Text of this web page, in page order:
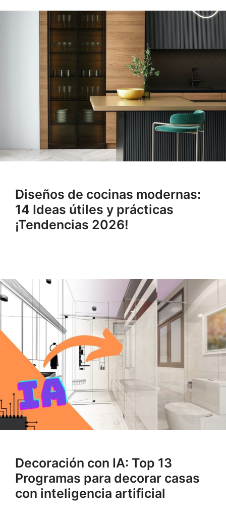
Diseños de cocinas modernas:
14 Ideas útiles y prácticas
¡Tendencias 2026!
Decoración con IA: Top 13
Programas para decorar casas
con inteligencia artificial